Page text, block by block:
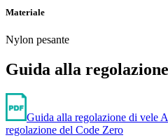
Materiale
Nylon pesante
Guida alla regolazione
Guida alla regolazione di vele
regolazione del Code Zero